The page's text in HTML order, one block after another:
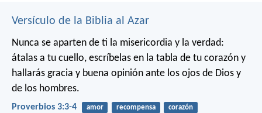
Versículo de la Biblia al Azar
Nunca se aparten de ti la misericordia y la verdad:
átalas a tu cuello, escríbelas en la tabla de tu corazón y
hallarás gracia y buena opinión ante los ojos de Dios y
de los hombres.
Proverbios 3:3-4 amor recompensa corazón